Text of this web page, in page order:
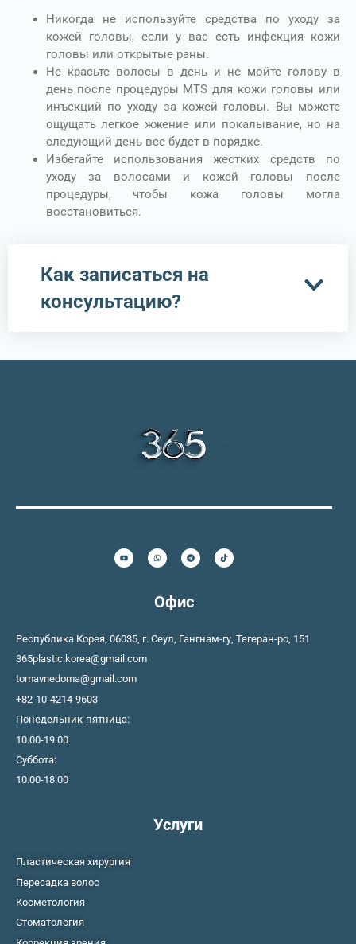
Никогда не используйте средства по уходу за
кожей головы, если у вас есть инфекция кожи
головы или открытые раны.
Не красьте волосы в день и не мойте голову в
день после процедуры MTS для кожи головы или
инъекций по уходу за кожей головы. Вы можете
ощущать легкое жжение или покалывание, но на
следующий день все будет в порядке.
Избегайте использования жестких средств по
уходу за волосами и кожей головы после
процедуры, чтобы кожа головы могла
восстановиться.
Как записаться на
консультацию?
Офис
Республика Корея, 06035, г. Сеул, Гангнам-гу, Тегеран-ро, 151
365plastic.korea@gmail.com
tomavnedoma@gmail.com
+82-10-4214-9603
Понедельник-пятница:
10.00-19.00
Суббота:
10.00-18.00
Услуги
Пластическая хирургия
Пересадка волос
Косметология
Стоматология